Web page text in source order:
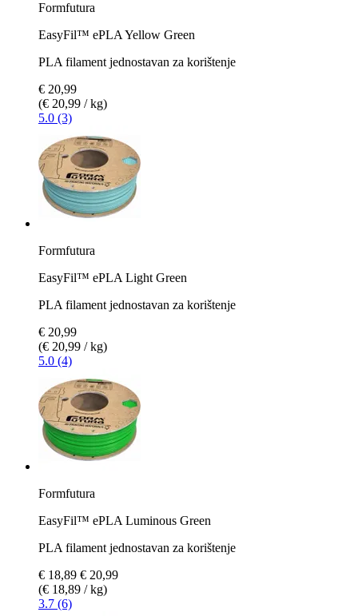
Formfutura
EasyFil™ ePLA Yellow Green
PLA filament jednostavan za korištenje
€ 20,99
(€ 20,99 / kg)
5.0 (3)
Formfutura
EasyFil™ ePLA Light Green
PLA filament jednostavan za korištenje
€ 20,99
(€ 20,99 / kg)
5.0 (4)
Formfutura
EasyFil™ ePLA Luminous Green
PLA filament jednostavan za korištenje
€ 18,89 € 20,99
(€ 18,89 / kg)
3.7 (6)